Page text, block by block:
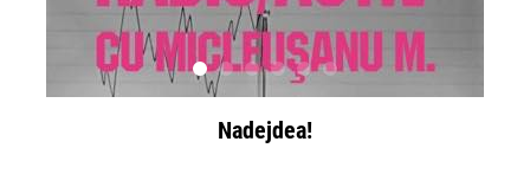
Nadejdea!